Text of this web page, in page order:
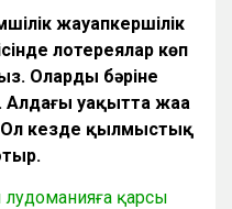
жауапкершілік
лотереялар көп
Олардың бәріне
Алдағы уақытта жаңа
Ол кезде қылмыстық
қарсы